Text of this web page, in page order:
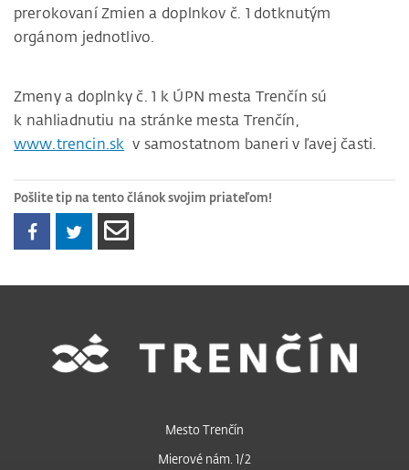
prerokovaní Zmien a doplnkov č. 1 dotknutým
orgánom jednotlivo.
Zmeny a doplnky č. 1 k ÚPN mesta Trenčín sú
k nahliadnutiu na stránke mesta Trenčín,
www.trencin.sk v samostatnom baneri v ľavej časti.
Pošlite tip na tento článok svojim priateľom!
Mesto Trenčín
Mierové nám. 1/2